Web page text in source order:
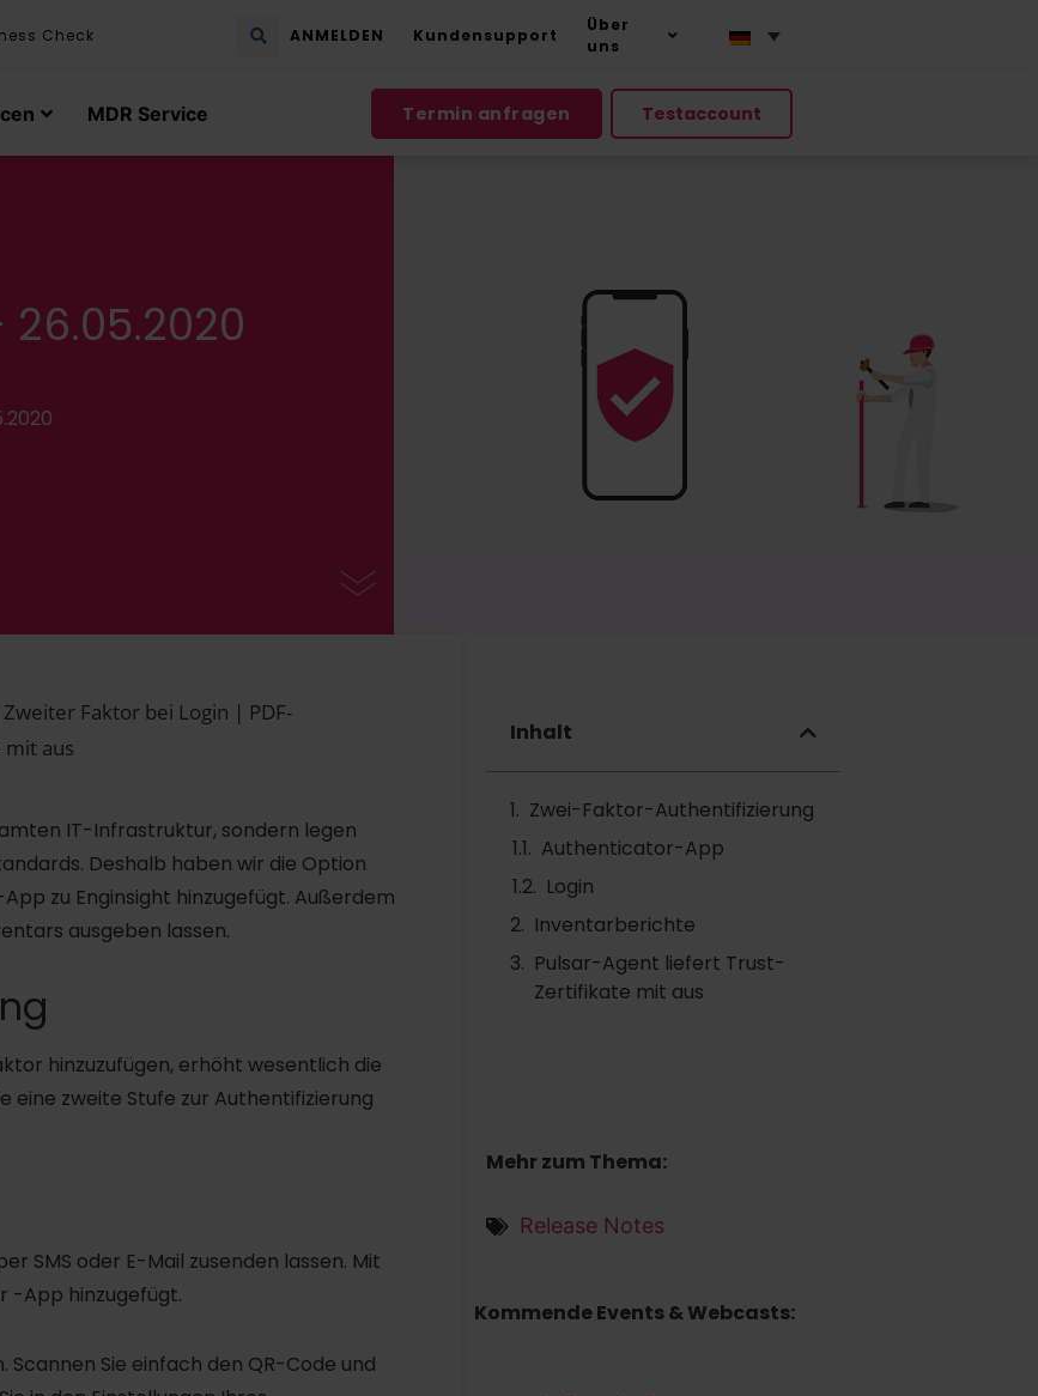
Check ANMELDEN Kundensupport
Über
uns
MDR Service Termin anfragen Testaccount
Faktor bei Login | PDF-
aus
IT-Infrastruktur, sondern legen
Deshalb haben wir die Option
zu Enginsight hinzugefügt. Außerdem
ausgeben lassen.
hinzuzufügen, erhöht wesentlich die
eine zweite Stufe zur Authentifizierung
SMS oder E-Mail zusenden lassen. Mit
-App hinzugefügt.
Sie einfach den QR-Code und
Inhalt
Zwei-Faktor-Authentifizierung
Authenticator-App
Login
Inventarberichte
Pulsar-Agent liefert Trust-
Zertifikate mit aus
Mehr zum Thema:
Release Notes
Kommende Events & Webcasts: